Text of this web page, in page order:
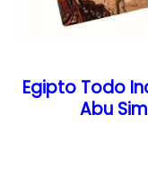
Egipto Todo
Abu